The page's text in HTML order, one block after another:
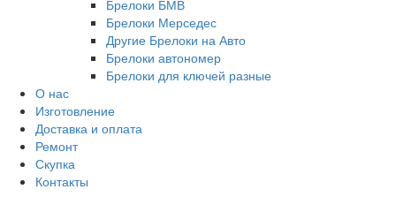
Брелоки БМВ
Брелоки Мерседес
Другие Брелоки на Авто
Брелоки автономер
Брелоки для ключей разные
О нас
Изготовление
Доставка и оплата
Ремонт
Скупка
Контакты